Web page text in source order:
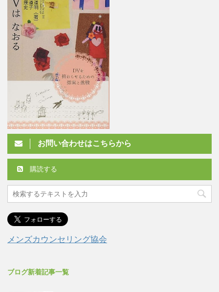
お問い合わせはこちらから
購読する
メンズカウンセリング協会
ブログ新着記事一覧